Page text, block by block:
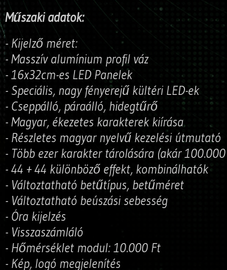
Műszaki adatok:
- Kijelző méret:
- Masszív alumínium profil váz
- 16x32cm-es LED Panelek
- Speciális, nagy fényerejű kültéri LED-ek
- Cseppálló, páraálló, hidegtűrő
- Magyar, ékezetes karakterek kiírása
- Részletes magyar nyelvű kezelési útmutató
- Több ezer karakter tárolására (akár
- 44 + 44 különböző effekt, kombinálhatók
- Változtatható betűtípus, betűméret
- Változtatható beúszási sebesség
- Óra kijelzés
- Visszaszámláló
- Hőmérséklet modul: 10.000 Ft
- Kép, logó megjelenítés